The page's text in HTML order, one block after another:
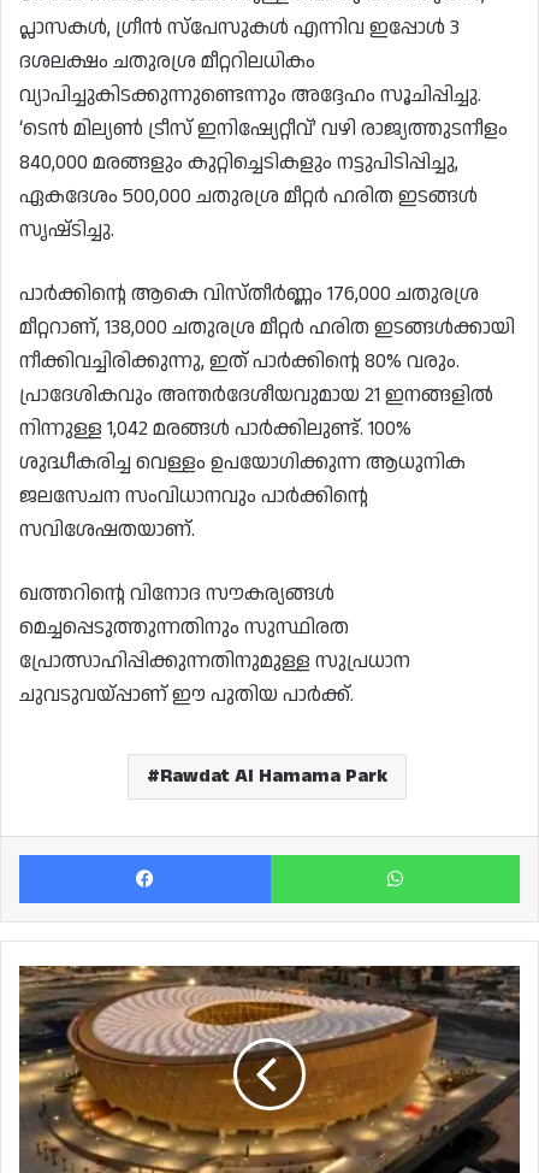
പ്ലാസകൾ, ഗ്രീൻ സ്പേസുകൾ എന്നിവ ഇപ്പോൾ 3
ദശലക്ഷം ചതുരശ്ര മീറ്ററിലധികം
വ്യാപിച്ചുകിടക്കുന്നുണ്ടെന്നും അദ്ദേഹം സൂചിപ്പിച്ചു.
‘ടെൻ മില്യൺ ട്രീസ് ഇനിഷ്യേറ്റീവ്’ വഴി രാജ്യത്തുടനീളം
840,000 മരങ്ങളും കുറ്റിച്ചെടികളും നട്ടുപിടിപ്പിച്ചു,
ഏകദേശം 500,000 ചതുരശ്ര മീറ്റർ ഹരിത ഇടങ്ങൾ
സൃഷ്‌ടിച്ചു.
പാർക്കിൻ്റെ ആകെ വിസ്തീർണ്ണം 176,000 ചതുരശ്ര
മീറ്ററാണ്, 138,000 ചതുരശ്ര മീറ്റർ ഹരിത ഇടങ്ങൾക്കായി
നീക്കിവച്ചിരിക്കുന്നു, ഇത് പാർക്കിൻ്റെ 80% വരും.
പ്രാദേശികവും അന്തർദേശീയവുമായ 21 ഇനങ്ങളിൽ
നിന്നുള്ള 1,042 മരങ്ങൾ പാർക്കിലുണ്ട്. 100%
ശുദ്ധീകരിച്ച വെള്ളം ഉപയോഗിക്കുന്ന ആധുനിക
ജലസേചന സംവിധാനവും പാർക്കിൻ്റെ
സവിശേഷതയാണ്.
ഖത്തറിൻ്റെ വിനോദ സൗകര്യങ്ങൾ
മെച്ചപ്പെടുത്തുന്നതിനും സുസ്ഥിരത
പ്രോത്സാഹിപ്പിക്കുന്നതിനുമുള്ള സുപ്രധാന
ചുവടുവയ്പ്പാണ് ഈ പുതിയ പാർക്ക്.
Rawdat Al Hamama Park
Facebook
ഫിഫ
ഇന്റർകോണ്ടിനെന്റൽ
കപ്പ്
മത്സരങ്ങൾക്കുള്ള
കൂടുതൽ
ടിക്കറ്റുകൾ
ഫിഫ
പുറത്തിറക്കി